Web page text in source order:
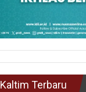
Kaltim Terbaru